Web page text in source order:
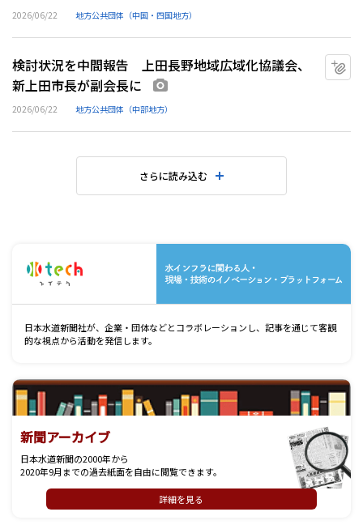
2026/06/22 地方公共団体（中国・四国地方）
検討状況を中間報告 上田長野地域広域化協議会、
新上田市長が副会長に
2026/06/22 地方公共団体（中部地方）
さらに読み込む
日本水道新聞社が、企業・団体などとコラボレーションし、記事を通じて客観
的な視点から活動を発信します。
新聞アーカイブ
日本水道新聞の2000年から
2020年9月までの過去紙面を自由に閲覧できます。
詳細を見る